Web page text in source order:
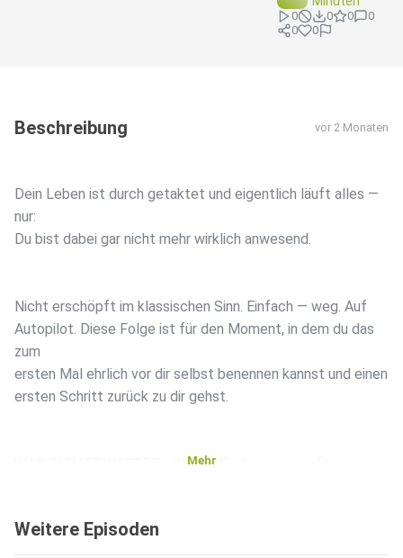
0 0 0
0
0
0
Beschreibung vor 2 Monaten
Dein Leben ist durch getaktet und eigentlich läuft alles —
nur:
Du bist dabei gar nicht mehr wirklich anwesend.
Nicht erschöpft im klassischen Sinn. Einfach — weg. Auf
Autopilot. Diese Folge ist für den Moment, in dem du das
zum
ersten Mal ehrlich vor dir selbst benennen kannst und einen
ersten Schritt zurück zu dir gehst.
WAS DICH ERWARTET— Warum Funktionieren oft eine
dein Körper dir schon lange sagt — und warum du ihn nicht
Mehr
Weitere Episoden